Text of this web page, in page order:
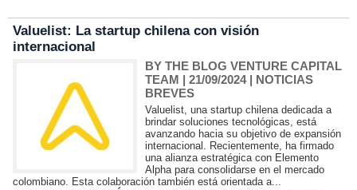
Valuelist: La startup chilena con visión
internacional
BY THE BLOG VENTURE CAPITAL
TEAM | 21/09/2024| NOTICIAS
BREVES
Valuelist, una startup chilena dedicada a
brindar soluciones tecnológicas, está
avanzando hacia su objetivo de expansión
internacional. Recientemente, ha firmado
una alianza estratégica con Elemento
Alpha para consolidarse en el mercado
colombiano. Esta colaboración también está orientada a...